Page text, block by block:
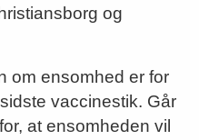
og
om ensomhed er for
vaccinestik. Går
at ensomheden vil